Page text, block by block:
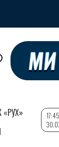
17:45